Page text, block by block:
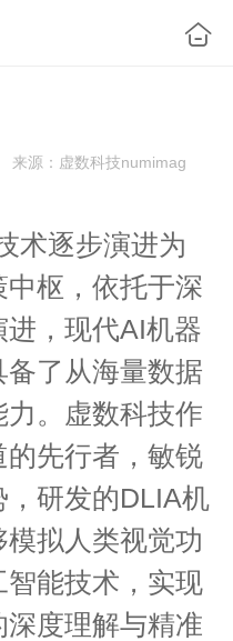
来源：虚数科技numimag
术逐步演进为
枢，依托于深
进，现代AI机器
了从海量数据
。虚数科技作
先行者，敏锐
研发的DLIA机
拟人类视觉功
能技术，实现
度理解与精准